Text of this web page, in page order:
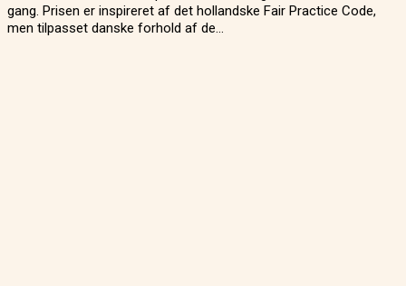
gang. Prisen er inspireret af det hollandske Fair Practice Code,
men tilpasset danske forhold af de...